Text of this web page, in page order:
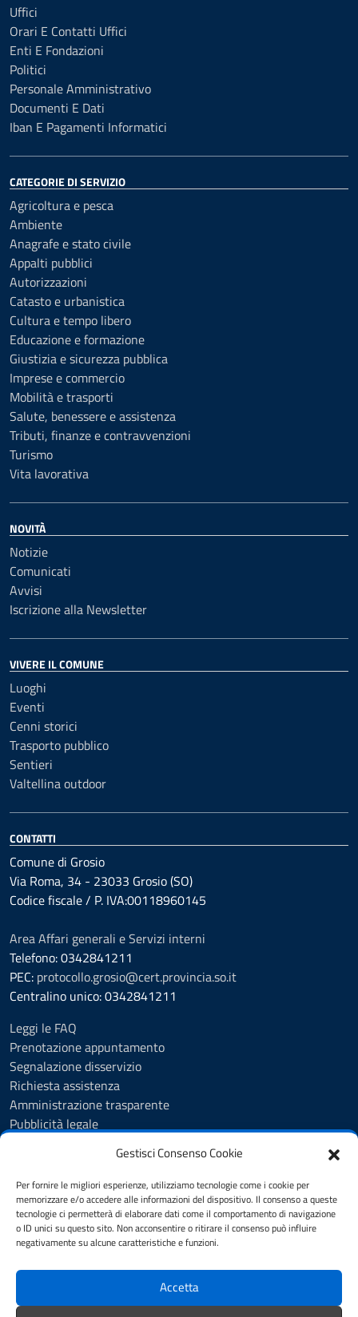
Gestisci Consenso Cookie
Per fornire le migliori esperienze, utilizziamo tecnologie come i cookie per
memorizzare e/o accedere alle informazioni del dispositivo. Il consenso a queste
tecnologie ci permetterà di elaborare dati come il comportamento di navigazione
o ID unici su questo sito. Non acconsentire o ritirare il consenso può influire
negativamente su alcune caratteristiche e funzioni.
Accetta
Uffici
Orari E Contatti Uffici
Enti E Fondazioni
Politici
Personale Amministrativo
Documenti E Dati
Iban E Pagamenti Informatici
CATEGORIE DI SERVIZIO
Agricoltura e pesca
Ambiente
Anagrafe e stato civile
Appalti pubblici
Autorizzazioni
Catasto e urbanistica
Cultura e tempo libero
Educazione e formazione
Giustizia e sicurezza pubblica
Imprese e commercio
Mobilità e trasporti
Salute, benessere e assistenza
Tributi, finanze e contravvenzioni
Turismo
Vita lavorativa
NOVITÀ
Notizie
Comunicati
Avvisi
Iscrizione alla Newsletter
VIVERE IL COMUNE
Luoghi
Eventi
Cenni storici
Trasporto pubblico
Sentieri
Valtellina outdoor
CONTATTI
Comune di Grosio
Via Roma, 34 - 23033 Grosio (SO)
Codice fiscale / P. IVA:00118960145
Area Affari generali e Servizi interni
Telefono: 0342841211
PEC: protocollo.grosio@cert.provincia.so.it
Centralino unico: 0342841211
Leggi le FAQ
Prenotazione appuntamento
Segnalazione disservizio
Richiesta assistenza
Amministrazione trasparente
Pubblicità legale
Informativa privacy
Videosorveglianza - Privacy Policy
Dichiarazione di accessibilità
Note legali
SEGUICI SU